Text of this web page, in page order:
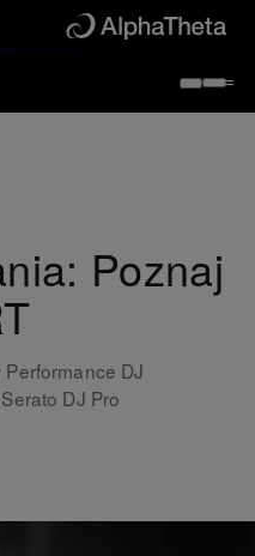
Poznaj
DJ
DJ Pro